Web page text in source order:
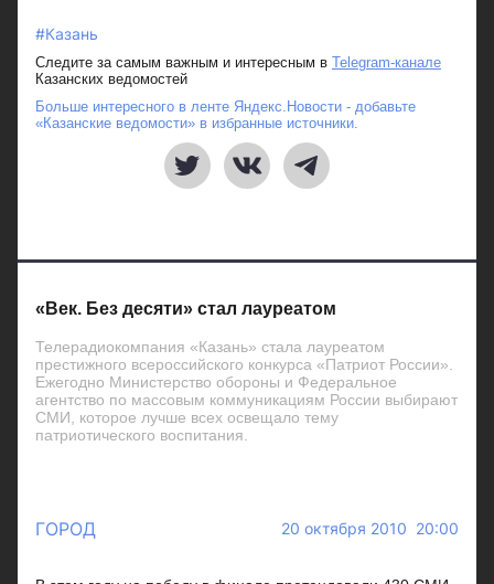
#Казань
Следите за самым важным и интересным в Telegram-канале
Казанских ведомостей
Больше интересного в ленте Яндекс.Новости - добавьте
«Казанские ведомости» в избранные источники.
«Век. Без десяти» стал лауреатом
Телерадиокомпания «Казань» стала лауреатом
престижного всероссийского конкурса «Патриот России».
Ежегодно Министерство обороны и Федеральное
агентство по массовым коммуникациям России выбирают
СМИ, которое лучше всех освещало тему
патриотического воспитания.
ГОРОД 20 октября 2010 20:00